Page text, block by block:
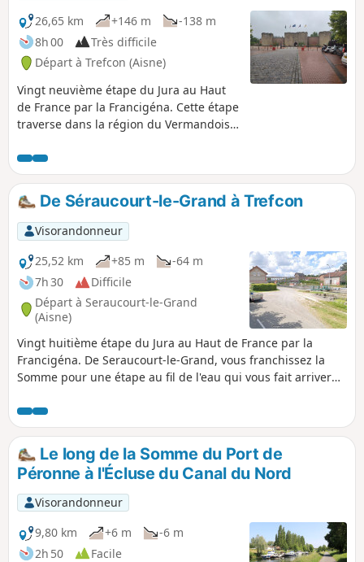
26,65 km
+146 m
-138 m
8h 00
Très difficile
Départ à Trefcon (Aisne)
Vingt neuvième étape du Jura au Haut
de France par la Francigéna. Cette étape
traverse dans la région du Vermandois,
Somme et de l’Aisne, avec un paysage
très agricole, ponctué de petits plans
d’eau aux abords de rivières. À Peronne,
vous quittez la vallée vallonnée de la
Somme pour traverser la plaine d’Artois
au relief relativement plat. La campagne
environnante a souffert des conflits qui
faisaient rage lors de la Première
Guerre mondiale. Les nombreux
cimetières militaires sont là pour en
De Séraucourt-le-Grand à Trefcon
Visorandonneur
25,52 km
+85 m
-64 m
7h 30
Difficile
Départ à Seraucourt-le-Grand
(Aisne)
Vingt huitième étape du Jura au Haut de France par la
Francigéna. De Seraucourt-le-Grand, vous franchissez la
Somme pour une étape au fil de l'eau qui vous fait arriver
de marécages et collines couvertes de champs et bosquets
épars.
Le long de la Somme du Port de
Péronne à l'Écluse du Canal du Nord
Visorandonneur
9,80 km
+6 m
-6 m
2h 50
Facile